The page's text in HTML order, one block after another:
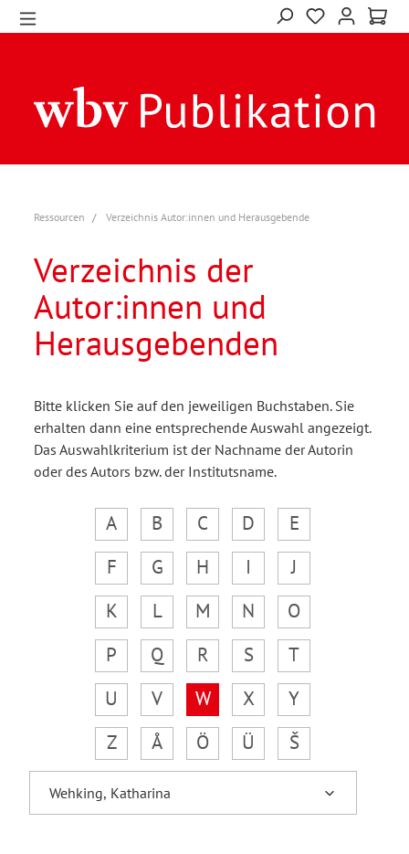
Ressourcen Verzeichnis Autor:innen und Herausgebende
Verzeichnis der
Autor:innen und
Herausgebenden
Bitte klicken Sie auf den jeweiligen Buchstaben. Sie
erhalten dann eine entsprechende Auswahl angezeigt.
Das Auswahlkriterium ist der Nachname der Autorin
oder des Autors bzw. der Institutsname.
A B C D
E
F
G H I
J
K
L M N
O
P
Q R S
T
U
V W X
Y
Z
Å Ö Ü Š